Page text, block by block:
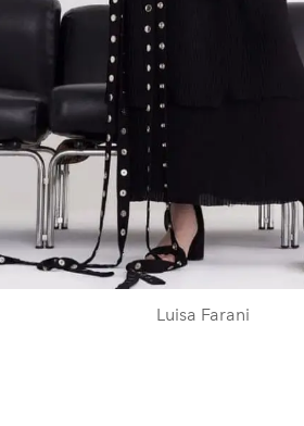
Luisa Farani